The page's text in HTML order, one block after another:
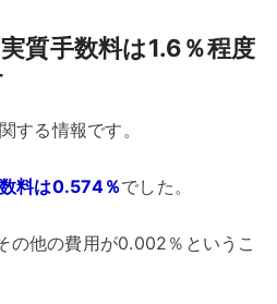
質手数料は1.6％程度
する情報です。
料は0.574％でした。
の他の費用が0.002％というこ